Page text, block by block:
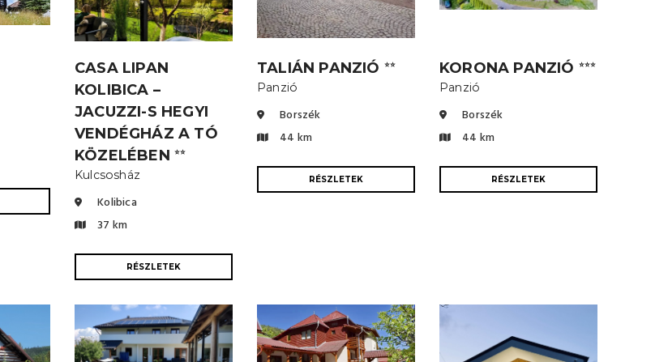
CASA LIPAN
KOLIBICA –
JACUZZI-S HEGYI
VENDÉGHÁZ A TÓ
KÖZELÉBEN ⭐⭐
Kulcsosház
Kolibica
37 km
RÉSZLETEK
TALIÁN PANZIÓ ⭐⭐
Panzió
Borszék
44 km
RÉSZLETEK
KORONA PANZIÓ ⭐⭐⭐
Panzió
Borszék
44 km
RÉSZLETEK